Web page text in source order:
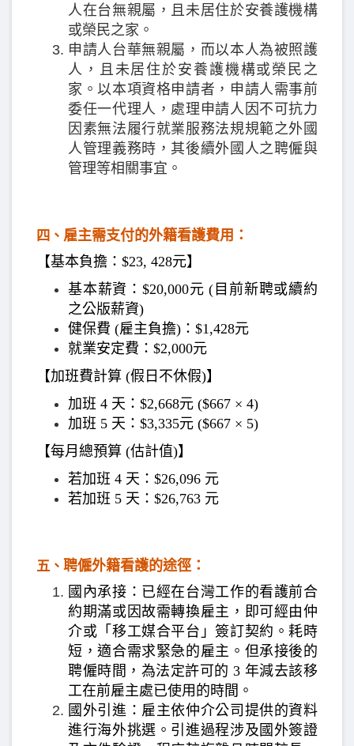
人在台無親屬，且未居住於安養護機構
或榮民之家。
申請人台華無親屬，而以本人為被照護
人，且未居住於安養護機構或榮民之
家。以本項資格申請者，申請人需事前
委任一代理人，處理申請人因不可抗力
因素無法履行就業服務法規規範之外國
人管理義務時，其後續外國人之聘僱與
管理等相關事宜。
四、 雇主需支付的外籍看護費用：
【基本負擔：$23, 428元】
基本薪資：$20,000元 (目前新聘或續約
之公版薪資)
健保費 (雇主負擔)：$1,428元
就業安定費：$2,000元
【加班費計算 (假日不休假)】
加班 4 天：$2,668元 ($667 × 4)
加班 5 天：$3,335元 ($667 × 5)
【每月總預算 (估計值)】
若加班 4 天：$26,096 元
若加班 5 天：$26,763 元
五、 聘僱外籍看護的途徑：
國內承接：已經在台灣工作的看護前合
約期滿或因故需轉換雇主，即可經由仲
介或「移工媒合平台」簽訂契約。耗時
短，適合需求緊急的雇主。但承接後的
聘僱時間，為法定許可的 3 年減去該移
工在前雇主處已使用的時間。
國外引進：雇主依仲介公司提供的資料
進行海外挑選。引進過程涉及國外簽證